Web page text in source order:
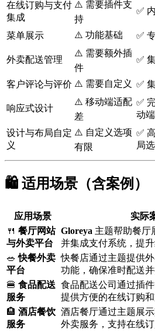
在线订购与支付
集成
⚠️ 需要插件支
持
✅
菜单展示 ⚠️ 功能基础 ✅
外卖配送管理
⚠️ 需要额外插
件
✅
客户评论与评价 ⚠️ 需要自定义 ✅
响应式设计
⚠️ 移动端适配
差
✅
动
设计与布局自定
义
⚠️ 自定义选项
有限
✅
局
🛍️ 适用场景（含案例）
应用场景
实际
🍴 餐厅网站
与外卖平台
Gloreya 主题帮助餐厅
并集成支付系统，提升
🥗快餐外卖
平台
快餐店通过主题提供
功能，确保准时配送并
🍔 食品配送
服务
食品配送公司通过插
提供方便的在线订购和
🏨 酒店餐饮
服务
酒店餐厅通过主题展
外卖服务，支持在线订